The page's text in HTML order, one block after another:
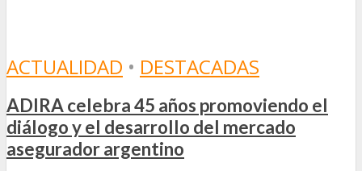
ACTUALIDAD • DESTACADAS
ADIRA celebra 45 años promoviendo el
diálogo y el desarrollo del mercado
asegurador argentino